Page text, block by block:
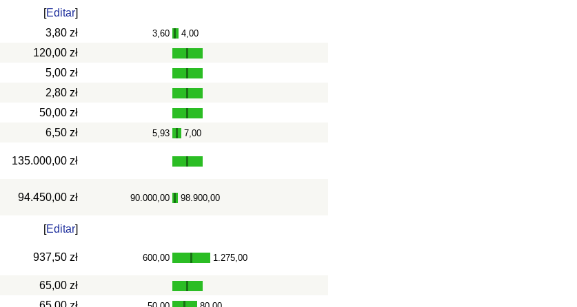
[Editar]
3,80 zł 3,60 - 4,00
120,00 zł
5,00 zł
2,80 zł
50,00 zł
6,50 zł 5,93 - 7,00
135.000,00 zł
94.450,00 zł 90.000,00 - 98.900,00
[Editar]
937,50 zł 600,00 - 1.275,00
65,00 zł